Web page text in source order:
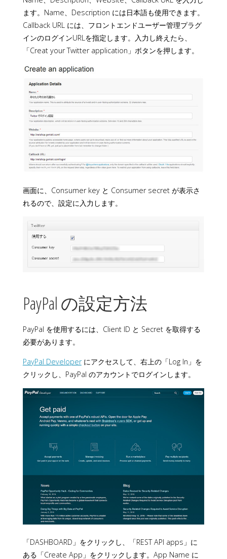
ます。Name、Description には日本語も使用できます。
Callback URL には、フロントエンドユーザー管理プラグ
インのログインURLを指定します。入力し終えたら、
「Creat your Twitter application」ボタンを押します。
画面に、Consumer key と Consumer secret が表示さ
れるので、設定に入力します。
PayPal の設定方法
PayPal を使用するには、Client ID と Secret を取得する
必要があります。
PayPal Developerにアクセスして、右上の「Log In」を
クリックし、PayPal のアカウントでログインします。
「DASHBOARD」をクリックし、「REST API apps」に
ある「Create App」をクリックします。App Name に